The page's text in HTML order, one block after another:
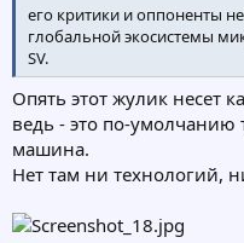
его критики и оппоненты
глобальной экосистемы
SV.
Опять этот жулик несет
ведь - это по-умолчанию
машина.
Нет там ни технологий,